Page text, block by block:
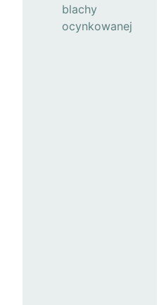
blachy
ocynkowanej